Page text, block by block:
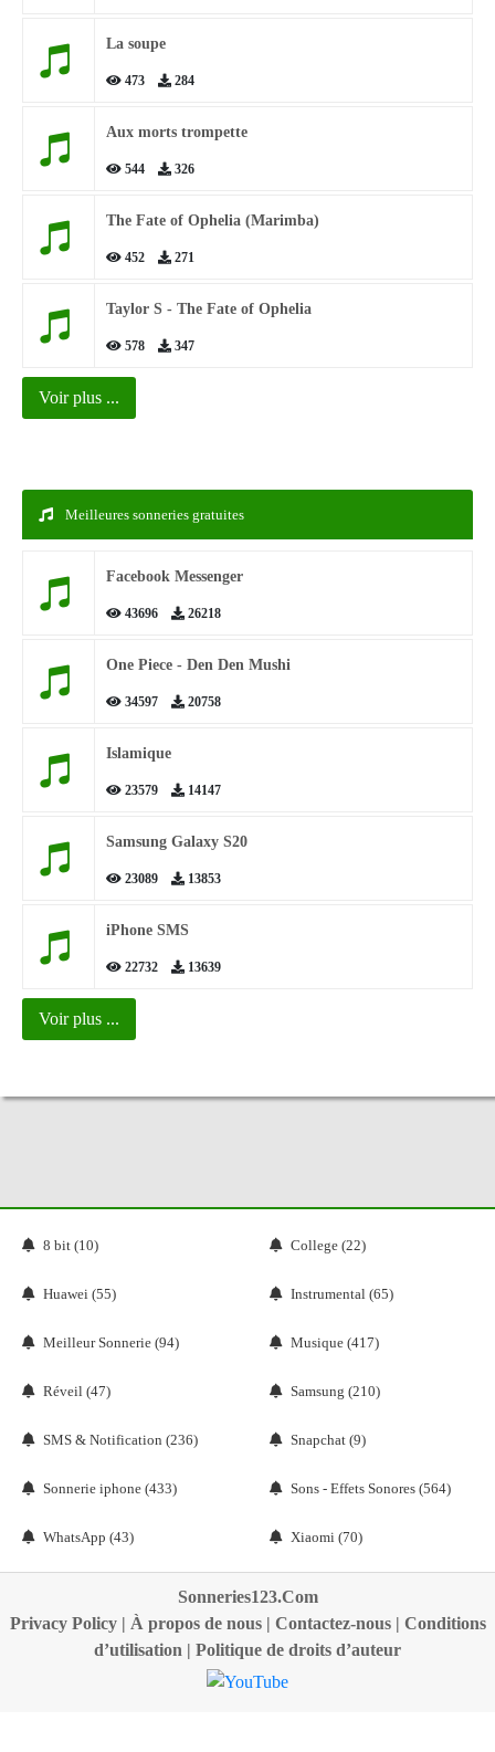
La soupe
473 284
Aux morts trompette
544 326
The Fate of Ophelia (Marimba)
452 271
Taylor S - The Fate of Ophelia
578 347
Voir plus ...
Meilleures sonneries gratuites
Facebook Messenger
43696 26218
One Piece - Den Den Mushi
34597 20758
Islamique
23579 14147
Samsung Galaxy S20
23089 13853
iPhone SMS
22732 13639
Voir plus ...
8 bit (10) College (22)
Huawei (55) Instrumental (65)
Meilleur Sonnerie (94) Musique (417)
Réveil (47) Samsung (210)
SMS & Notification (236) Snapchat (9)
Sonnerie iphone (433) Sons - Effets Sonores (564)
WhatsApp (43) Xiaomi (70)
Sonneries123.Com
Privacy Policy| À propos de nous| Contactez-nous| Conditions
d’utilisation | Politique de droits d’auteur